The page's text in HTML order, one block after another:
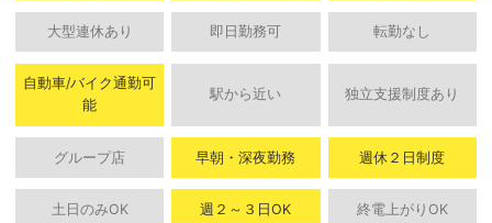
大型連休あり 即日勤務可 転勤なし
自動車/バイク通勤可
能
駅から近い 独立支援制度あり
グループ店 早朝・深夜勤務 週休２日制度
土日のみOK 週２～３日OK 終電上がりOK